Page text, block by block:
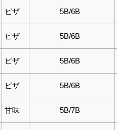
ピザ 5B/6B
ピザ 5B/6B
ピザ 5B/6B
ピザ 5B/6B
甘味 5B/7B